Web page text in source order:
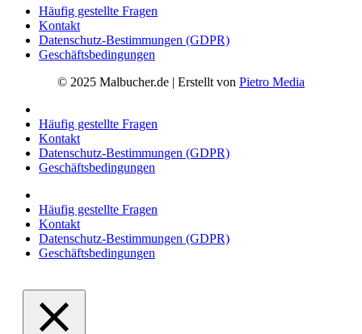
Häufig gestellte Fragen
Kontakt
Datenschutz-Bestimmungen (GDPR)
Geschäftsbedingungen
© 2025 Malbucher.de | Erstellt von Pietro Media
Häufig gestellte Fragen
Kontakt
Datenschutz-Bestimmungen (GDPR)
Geschäftsbedingungen
Häufig gestellte Fragen
Kontakt
Datenschutz-Bestimmungen (GDPR)
Geschäftsbedingungen